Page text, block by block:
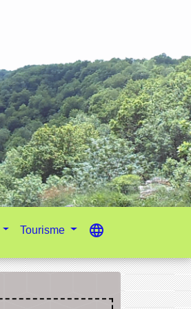
Tourisme language